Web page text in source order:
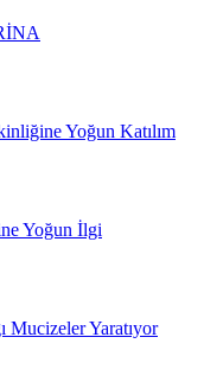
Yoğun Katılım
Yoğun İlgi
Mucizeler Yaratıyor